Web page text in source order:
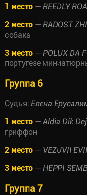
1 место — REEDLY
2 место — RADOST
собака
3 место — POLUX DA
португезе
Группа 6
Судья: Елена
1 место — Aldia Dik
гриффон
2 место — VEZUVII
3 место — HEPPI
Группа 7